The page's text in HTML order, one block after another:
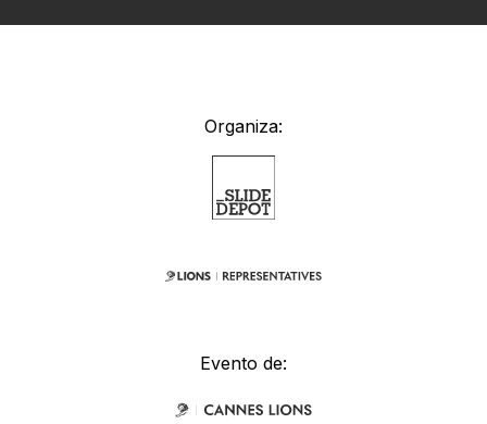
Organiza:
Evento de: